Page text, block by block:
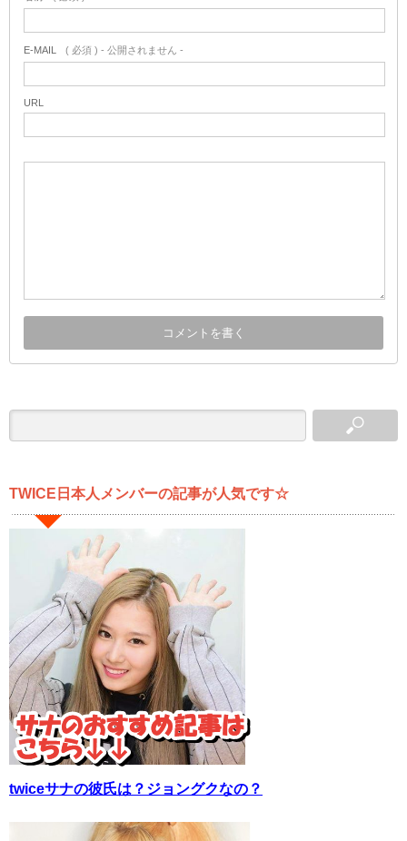
E-MAIL ( 必須 ) - 公開されません -
URL
TWICE日本人メンバーの記事が人気です☆
twiceサナの彼氏は？ジョングクなの？